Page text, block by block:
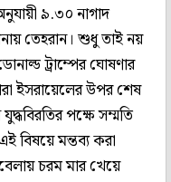
৯.৩০ নাগাদ
তেহরান। শুধু তাই নয়
ট্রাম্পের ঘোষণার
ইসরায়েলের উপর শেষ
পক্ষে সম্মতি
মন্তব্য করা
চরম মার খেয়ে